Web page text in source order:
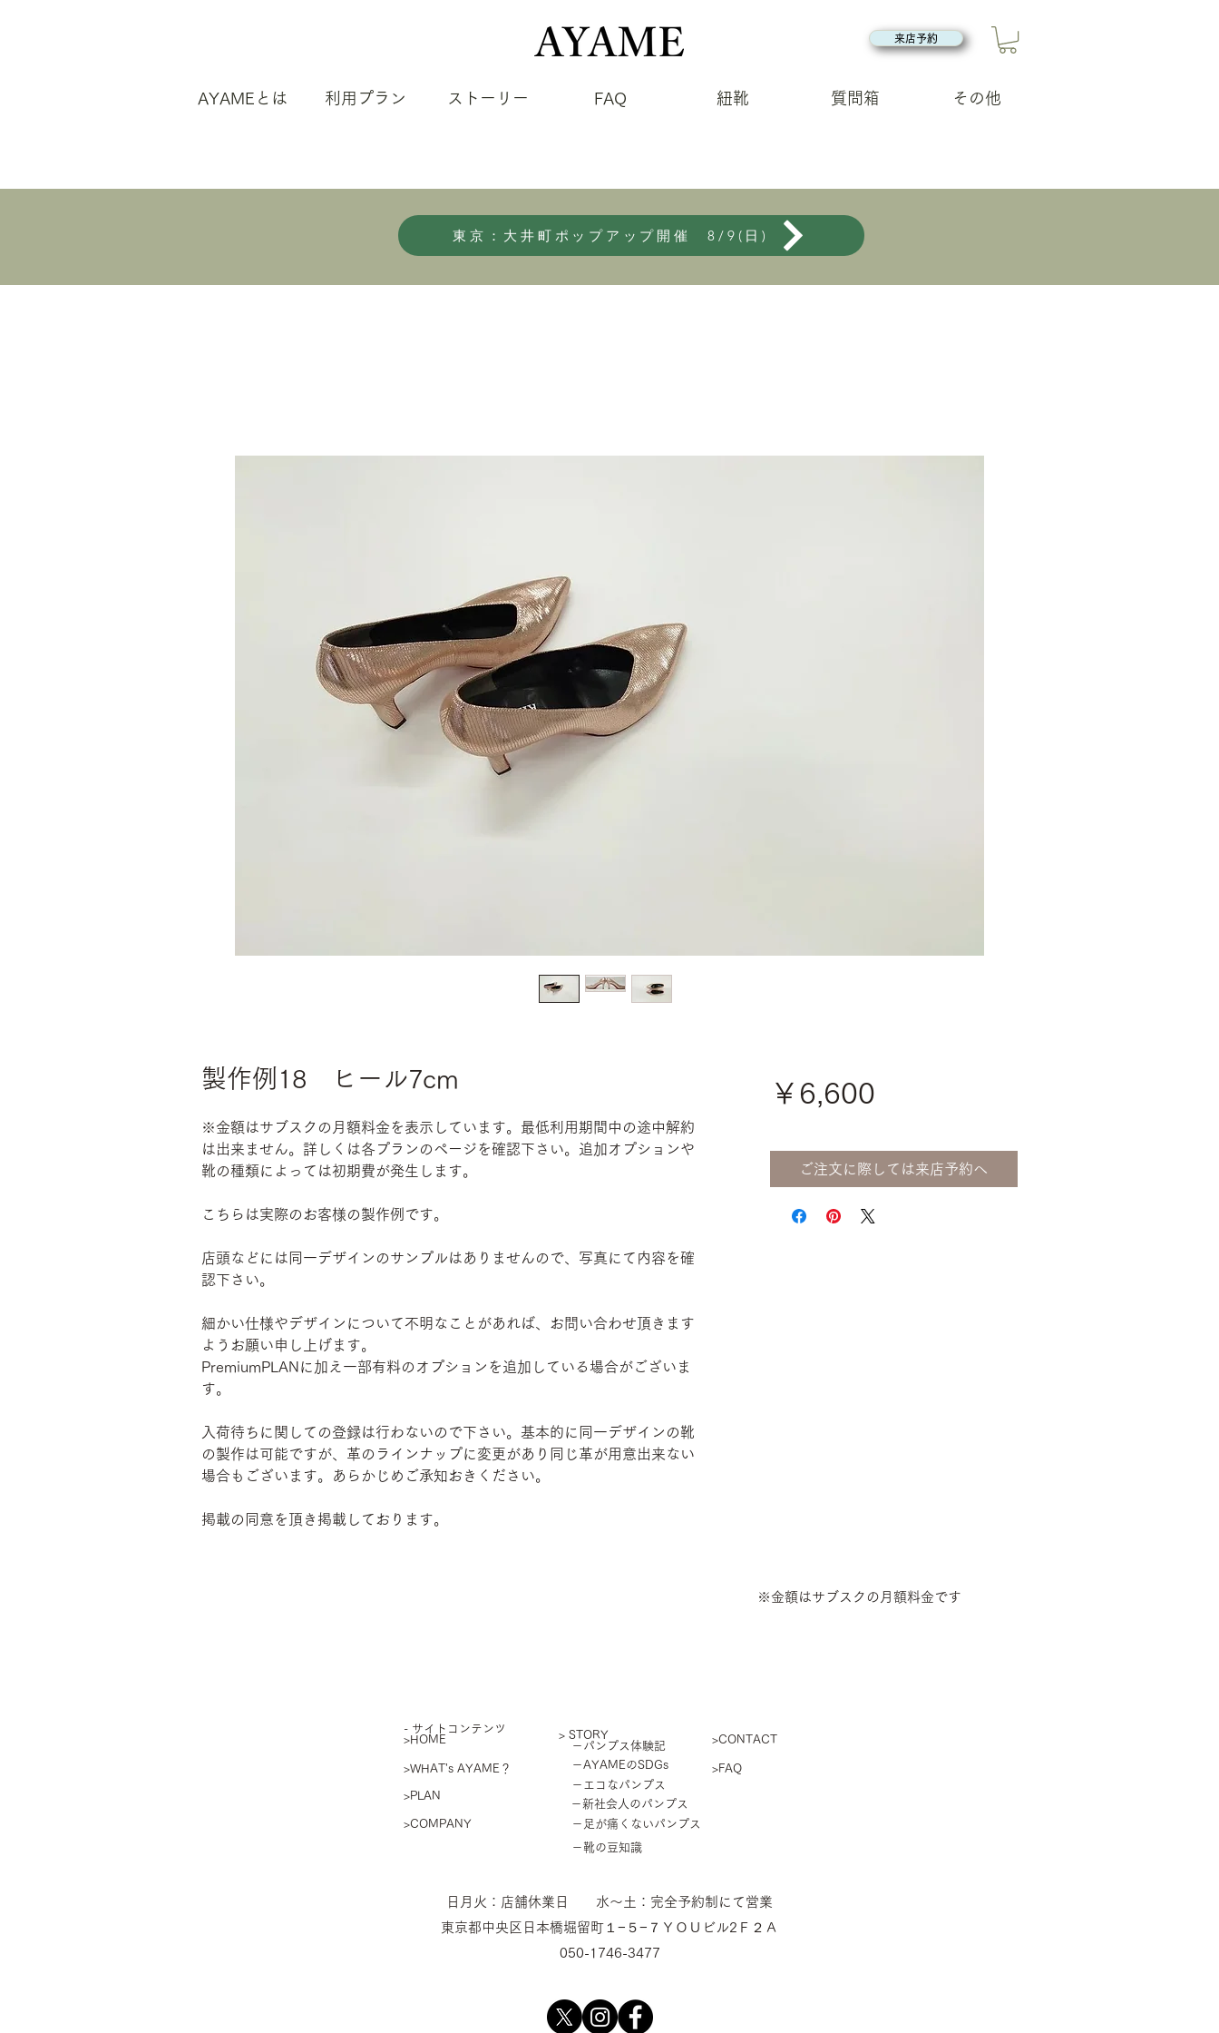
来店予約
AYAMEとは 利用プラン ストーリー FAQ 紐靴 質問箱 その他
東京：大井町ポップアップ開催 8/9(日)
製作例18 ヒール7cm
※金額はサブスクの月額料金を表示しています。最低利用期間中の途中解約
は出来ません。詳しくは各プランのページを確認下さい。追加オプションや
靴の種類によっては初期費が発生します。
こちらは実際のお客様の製作例です。
店頭などには同一デザインのサンプルはありませんので、写真にて内容を確
認下さい。
細かい仕様やデザインについて不明なことがあれば、お問い合わせ頂きます
ようお願い申し上げます。
PremiumPLANに加え一部有料のオプションを追加している場合がございま
す。
入荷待ちに関しての登録は行わないので下さい。基本的に同一デザインの靴
の製作は可能ですが、革のラインナップに変更があり同じ革が用意出来ない
場合もございます。あらかじめご承知おきください。
掲載の同意を頂き掲載しております。
￥6,600価
格
ご注文に際しては来店予約へ
※金額はサブスクの月額料金です
​- サイトコンテンツ
>HOME
>WHAT's AYAME？
>PLAN
>COMPANY
> STORY
－エコなパンプス
－新社会人のパンプス
－足が痛くないパンプス
－AYAMEのSDGs
－靴の豆知識
－パンプス体験記
>CONTACT
>FAQ
​日月火：店舗休業日 水〜土：完全予約制にて営業
東京都中央区日本橋堀留町１−５−７ＹＯＵビル2Ｆ２Ａ
050-1746-3477